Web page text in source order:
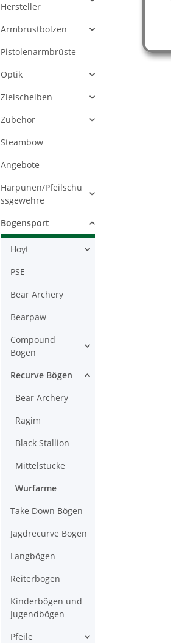
Hersteller
Armbrustbolzen
Pistolenarmbrüste
Optik
Zielscheiben
Zubehör
Steambow
Angebote
Harpunen/Pfeilschu
ssgewehre
Bogensport
Hoyt
PSE
Bear Archery
Bearpaw
Compound
Bögen
Recurve Bögen
Bear Archery
Ragim
Black Stallion
Mittelstücke
Wurfarme
Take Down Bögen
Jagdrecurve Bögen
Langbögen
Reiterbogen
Kinderbögen und
Jugendbögen
Pfeile